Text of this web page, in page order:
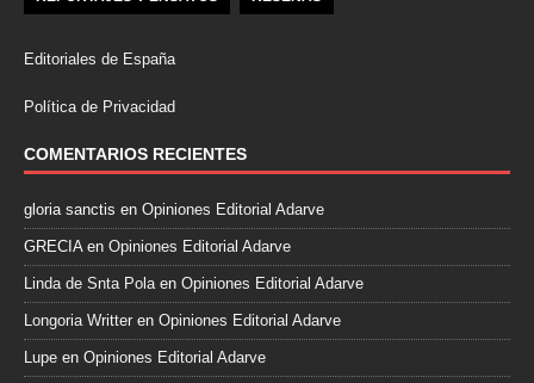
Editoriales de España
Política de Privacidad
COMENTARIOS RECIENTES
gloria sanctis en Opiniones Editorial Adarve
GRECIAen Opiniones Editorial Adarve
Linda de Snta Polaen Opiniones Editorial Adarve
Longoria Writter en Opiniones Editorial Adarve
Lupe en Opiniones Editorial Adarve